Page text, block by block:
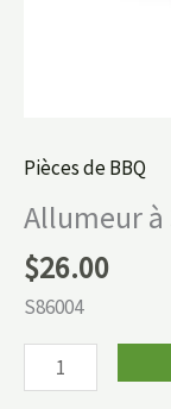
Pièces de BBQ
Allumeur à
$26.00
S86004